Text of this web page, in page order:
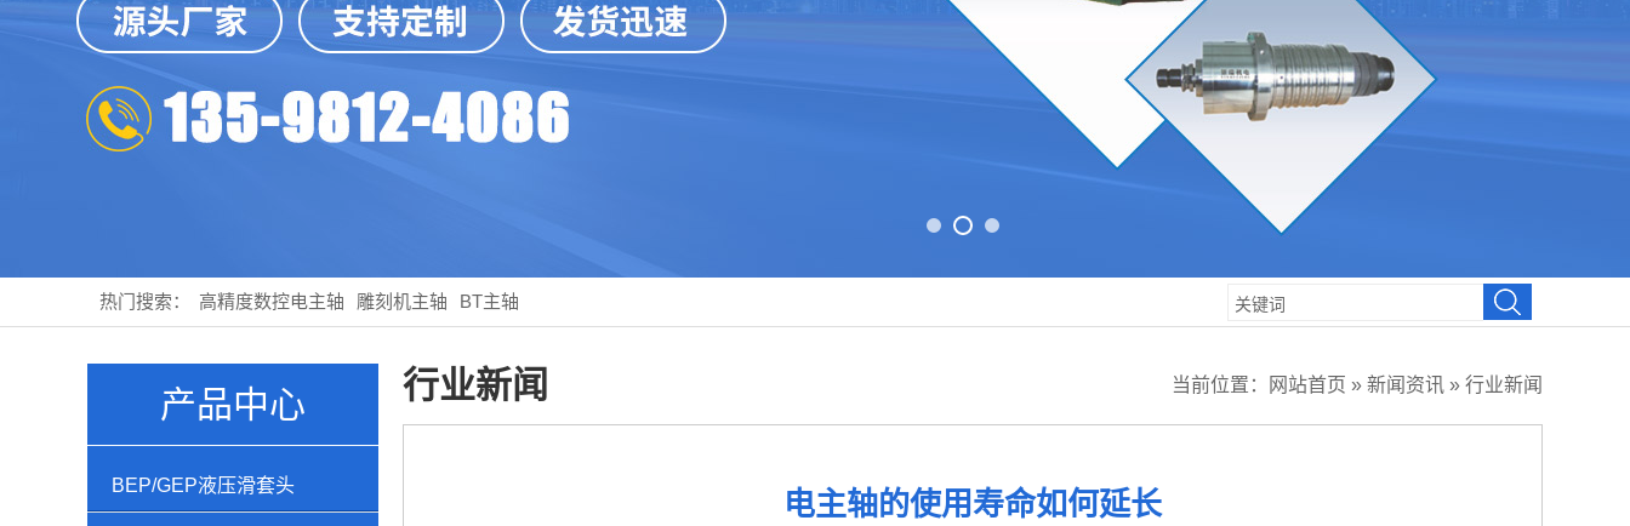
热门搜索： 高精度数控电主轴 雕刻机主轴 BT主轴
产品中心
BEP/GEP液压滑套头
行业新闻 当前位置： 网站首页 » 新闻资讯 » 行业新闻
电主轴的使用寿命如何延长